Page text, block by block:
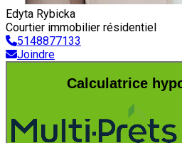
Edyta Rybicka
Courtier immobilier résidentiel
5148877133
Joindre
Calculatrice